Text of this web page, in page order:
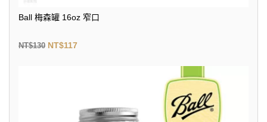
Ball 梅森罐 16oz 窄口
NT$130 NT$117